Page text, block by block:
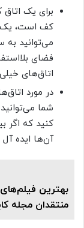
برای یک
کف است، یک
می‌توانید به
فضای
اتاق‌های
در مورد
کنید که اگر
آن‌ها ایده
منتقدان مجله‌